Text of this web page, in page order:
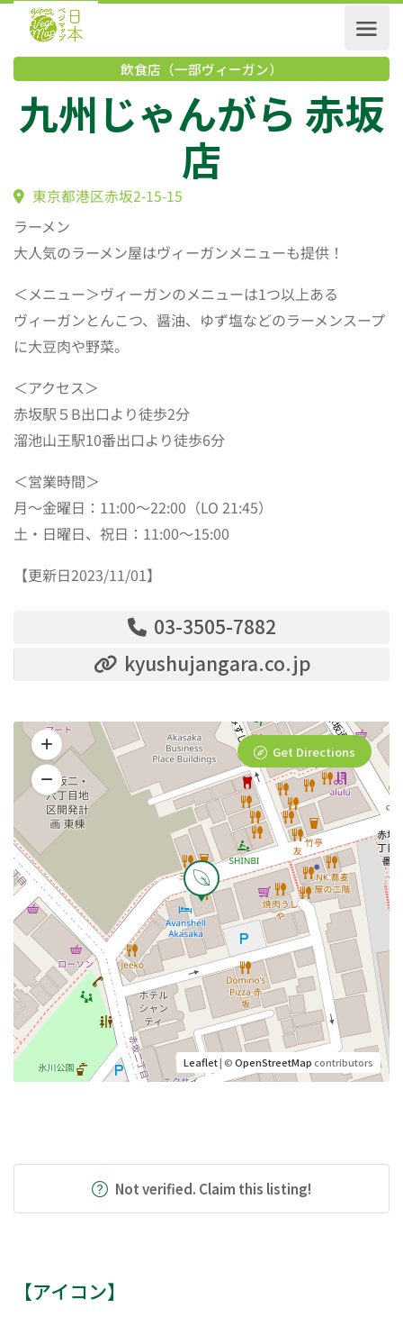
飲食店（一部ヴィーガン）
九州じゃんがら 赤
店
ラーメン
大人気のラーメン屋はヴィーガンメニューも提供！
＜メニュー＞ヴィーガンのメニューは1つ以上ある
ヴィーガンとんこつ、醤油、ゆず塩などのラーメンスープ
に大豆肉や野菜。
＜アクセス＞
赤坂駅５B出口より徒歩2分
溜池山王駅10番出口より徒歩6分
＜営業時間＞
月～金曜日：11:00～22:00（LO 21:45）
土・日曜日、祝日：11:00～15:00
【更新日2023/11/01】
03-3505-7882
kyushujangara.co.jp
Leaflet| ©OpenStreetMapcontributors
Get Directions
Not verified. Claim this listing!
【アイコン】